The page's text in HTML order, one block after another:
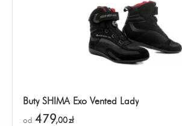
Buty SHIMA Exo Vented Lady
od 479,00zł